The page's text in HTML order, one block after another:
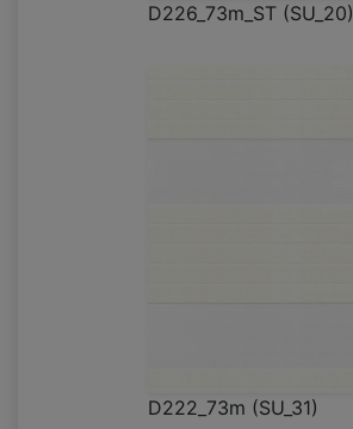
D226_73m_ST (SU_20)
D222_73m (SU_31)